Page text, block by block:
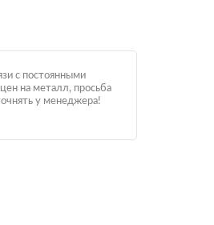
с постоянными
на металл, просьба
у менеджера!